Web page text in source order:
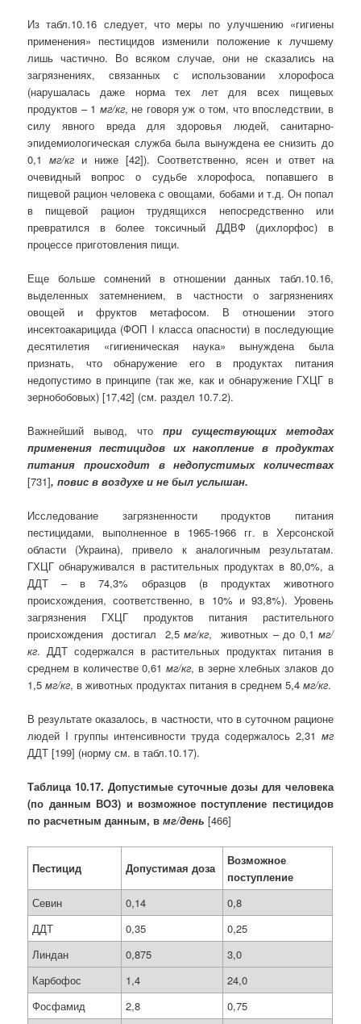
Из табл.10.16 следует, что меры по улучшению «гигиены
применения» пестицидов изменили положение к лучшему
лишь частично. Во всяком случае, они не сказались на
загрязнениях, связанных с использовании хлорофоса
(нарушалась даже норма тех лет для всех пищевых
продуктов – 1 мг/кг, не говоря уж о том, что впоследствии, в
силу явного вреда для здоровья людей, санитарно-
эпидемиологическая служба была вынуждена ее снизить до
0,1мг/кг и ниже [42]). Соответственно, ясен и ответ на
очевидный вопрос о судьбе хлорофоса, попавшего в
пищевой рацион человека с овощами, бобами и т.д. Он попал
в пищевой рацион трудящихся непосредственно или
превратился в более токсичный ДДВФ (дихлорфос) в
процессе приготовления пищи.
Еще больше сомнений в отношении данных табл.10.16,
выделенных затемнением, в частности о загрязнениях
овощей и фруктов метафосом. В отношении этого
инсектоакарицида (ФОП I класса опасности) в последующие
десятилетия «гигиеническая наука» вынуждена была
признать, что обнаружение его в продуктах питания
недопустимо в принципе (так же, как и обнаружение ГХЦГ в
зернобобовых) [17,42] (см. раздел 10.7.2).
Важнейший вывод, что при существующих методах
применения пестицидов их накопление в продуктах
питания происходит в недопустимых количествах
[731], повис в воздухе и не был услышан.
Исследование загрязненности продуктов питания
пестицидами, выполненное в 1965-1966 гг. в Херсонской
области (Украина), привело к аналогичным результатам.
ГХЦГ обнаруживался в растительных продуктах в 80,0%, а
ДДТ – в 74,3% образцов (в продуктах животного
происхождения, соответственно, в 10% и 93,8%). Уровень
загрязнения ГХЦГ продуктов питания растительного
происхождения достигал 2,5мг/кг, животных – до 0,1 мг/
кг. ДДТ содержался в растительных продуктах питания в
среднем в количестве 0,61мг/кг, в зерне хлебных злаков до
1,5мг/кг, в животных продуктах питания в среднем 5,4мг/кг.
В результате оказалось, в частности, что в суточном рационе
людей I группы интенсивности труда содержалось 2,31 мг
ДДТ [199] (норму см. в табл.10.17).
Таблица 10.17. Допустимые суточные дозы для человека
(по данным ВОЗ) и возможное поступление пестицидов
по расчетным данным, вмг/день[466]
Пестицид Допустимая доза
Возможное
поступление
Севин
0,14
0,8
ДДТ
0,35
0,25
Линдан
0,875
3,0
Карбофос
1,4
24,0
Фосфамид
2,8
0,75